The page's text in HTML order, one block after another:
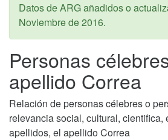
Datos de ARG añadidos o
Noviembre de 2016.
Personas
apellido Correa
Relación de personas célebres o
relevancia social, cultural, cientifica,
apellidos, el apellido Correa